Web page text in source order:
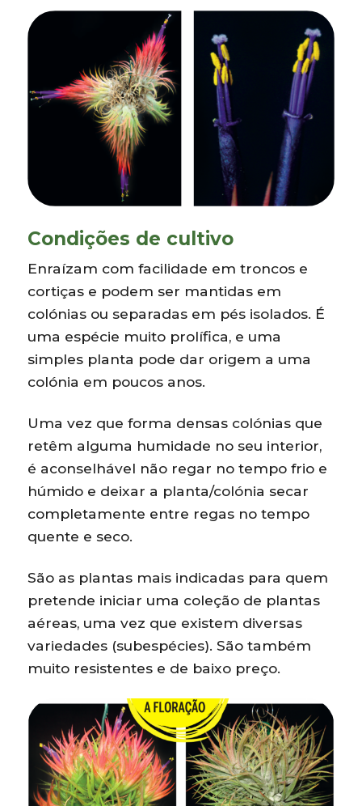
Condições de cultivo
Enraízam com facilidade em troncos e
cortiças e podem ser mantidas em
colónias ou separadas em pés isolados. É
uma espécie muito prolífica, e uma
simples planta pode dar origem a uma
colónia em poucos anos.
Uma vez que forma densas colónias que
retêm alguma humidade no seu interior,
é aconselhável não regar no tempo frio e
húmido e deixar a planta/colónia secar
completamente entre regas no tempo
quente e seco.
São as plantas mais indicadas para quem
pretende iniciar uma coleção de plantas
aéreas, uma vez que existem diversas
variedades (subespécies). São também
muito resistentes e de baixo preço.